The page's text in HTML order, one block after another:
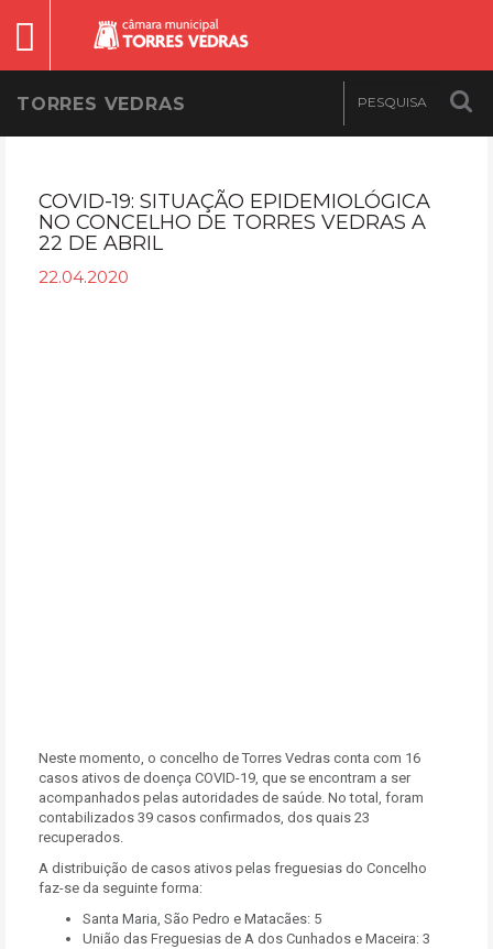
TORRES VEDRAS
COVID-19: SITUAÇÃO EPIDEMIOLÓGICA
NO CONCELHO DE TORRES VEDRAS A
22 DE ABRIL
22.04.2020
Neste momento, o concelho de Torres Vedras conta com 16
casos ativos de doença COVID-19, que se encontram a ser
acompanhados pelas autoridades de saúde. No total, foram
contabilizados 39 casos confirmados, dos quais 23
recuperados.
A distribuição de casos ativos pelas freguesias do Concelho
faz-se da seguinte forma:
Santa Maria, São Pedro e Matacães: 5
União das Freguesias de A dos Cunhados e Maceira: 3